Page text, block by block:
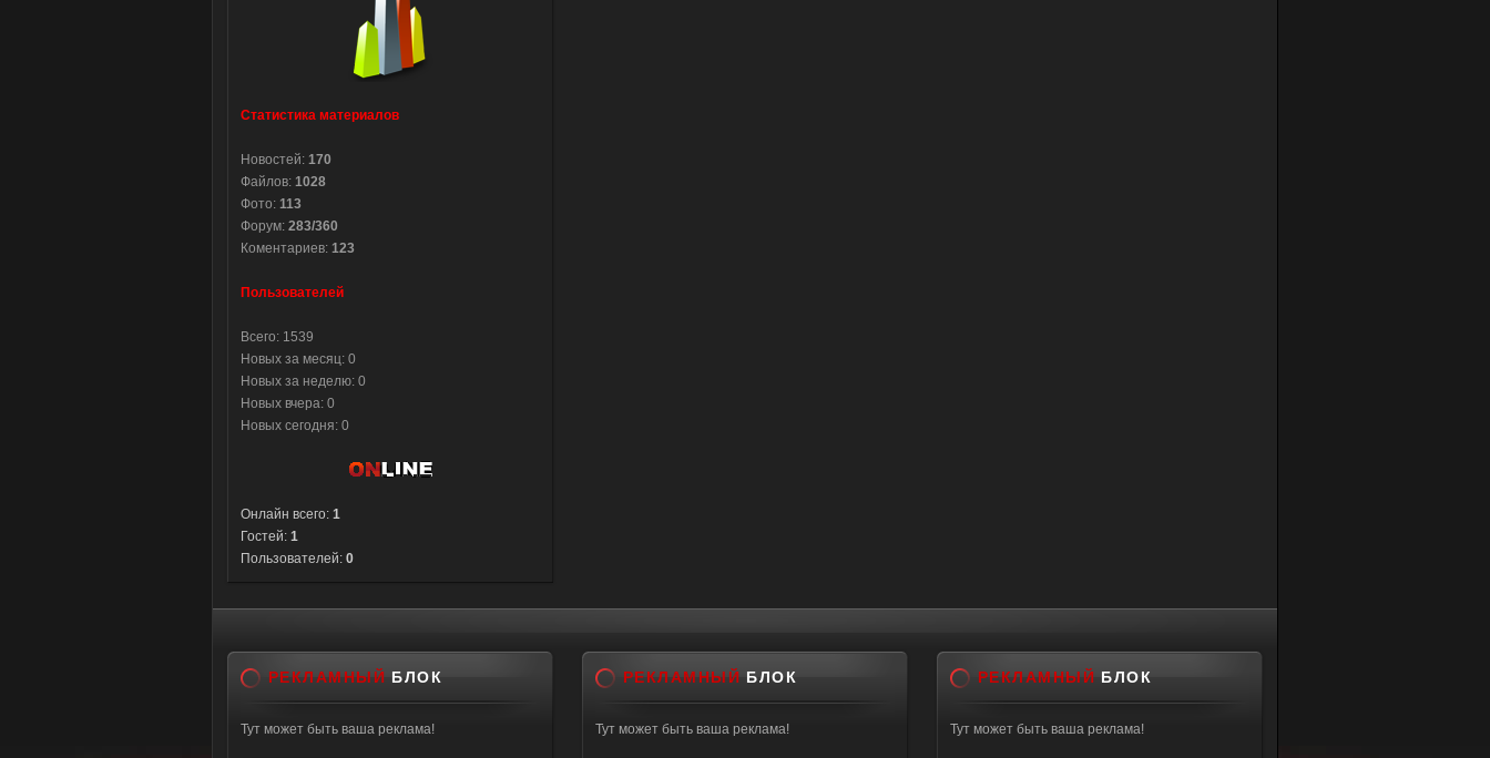
Статистика материалов
Новостей: 170
Файлов: 1028
Фото: 113
Форум: 283/360
Коментариев: 123
Пользователей
Всего: 1539
Новых за месяц: 0
Новых за неделю: 0
Новых вчера: 0
Новых сегодня: 0
Онлайн всего: 1
Гостей: 1
Пользователей: 0
РЕКЛАМНЫЙ БЛОК
Тут может быть ваша реклама!
РЕКЛАМНЫЙ БЛОК
Тут может быть ваша реклама!
РЕКЛАМНЫЙ БЛОК
Тут может быть ваша реклама!